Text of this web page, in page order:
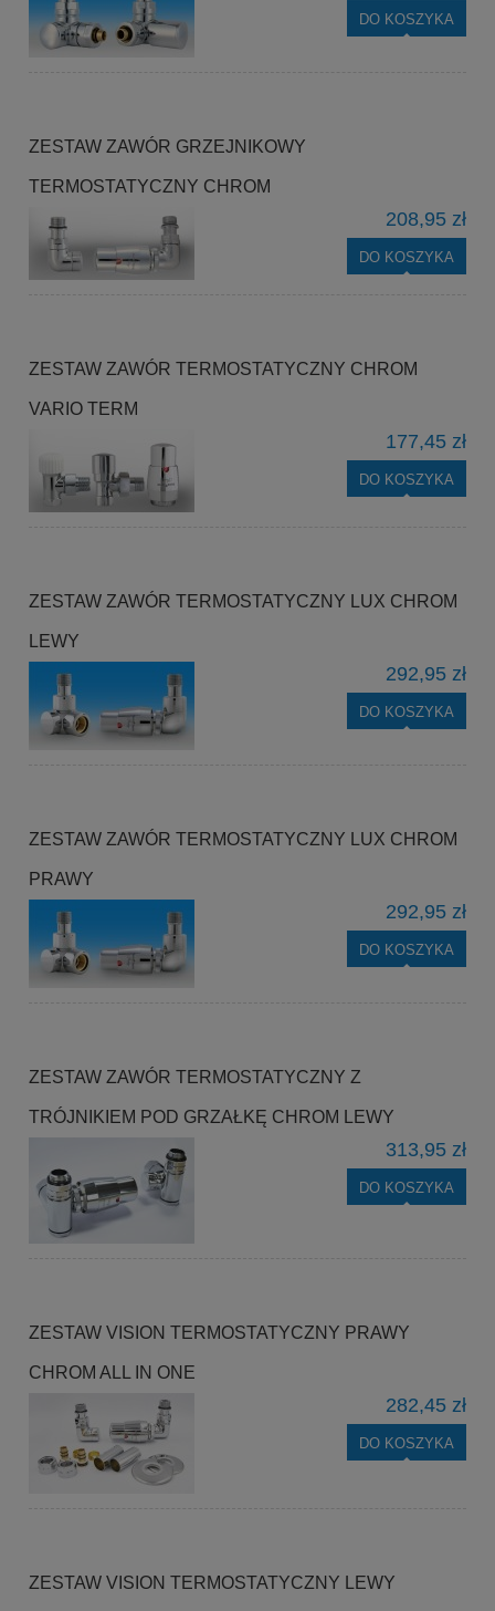
DO KOSZYKA
ZESTAW ZAWÓR GRZEJNIKOWY
TERMOSTATYCZNY CHROM
208,95 zł
DO KOSZYKA
ZESTAW ZAWÓR TERMOSTATYCZNY CHROM
VARIO TERM
177,45 zł
DO KOSZYKA
ZESTAW ZAWÓR TERMOSTATYCZNY LUX CHROM
LEWY
292,95 zł
DO KOSZYKA
ZESTAW ZAWÓR TERMOSTATYCZNY LUX CHROM
PRAWY
292,95 zł
DO KOSZYKA
ZESTAW ZAWÓR TERMOSTATYCZNY Z
TRÓJNIKIEM POD GRZAŁKĘ CHROM LEWY
313,95 zł
DO KOSZYKA
ZESTAW VISION TERMOSTATYCZNY PRAWY
CHROM ALL IN ONE
282,45 zł
DO KOSZYKA
ZESTAW VISION TERMOSTATYCZNY LEWY